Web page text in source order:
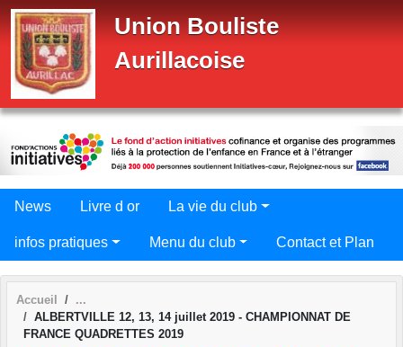
Union Bouliste
Aurillacoise
News Livre d or La vie du club
infos pratiques Menu du club Contact et Plan
Accueil
ALBERTVILLE 12, 13, 14 juillet 2019 - CHAMPIONNAT DE
FRANCE QUADRETTES 2019
Panneau de gestion des cookies